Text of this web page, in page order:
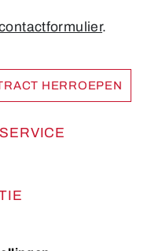
.
HERROEPEN